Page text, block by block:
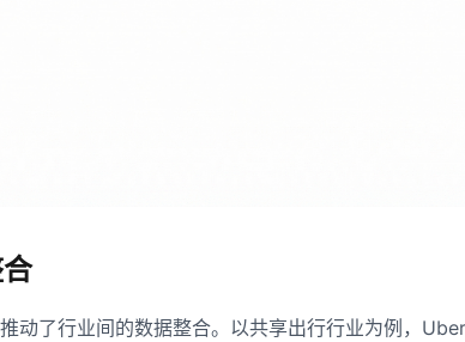
动了行业间的数据整合。以共享出行行业为例，